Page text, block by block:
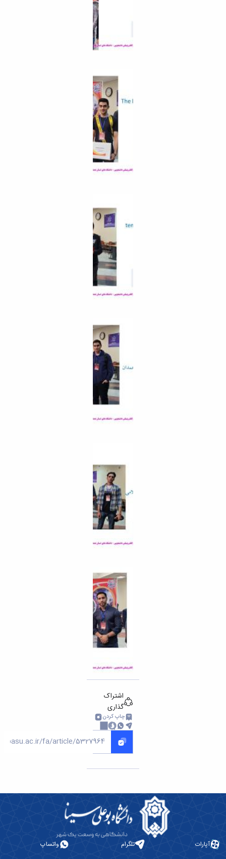
اشتراک
گذاری
چاپ کردن
آپارات تلگرام واتساپ